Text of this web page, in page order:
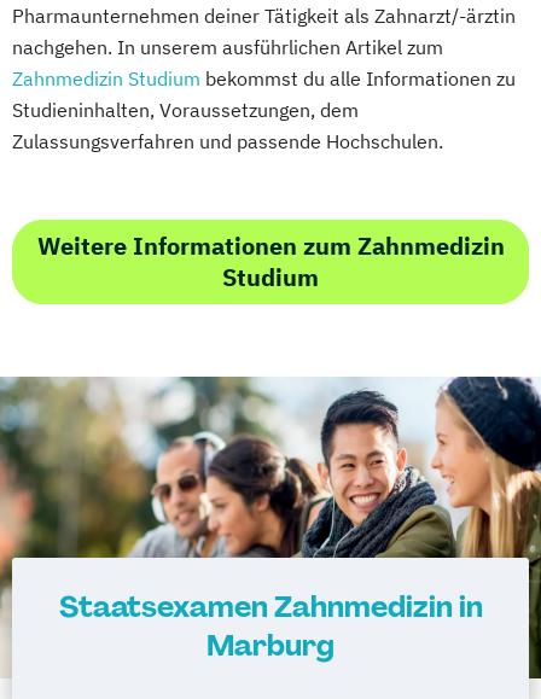
Pharmaunternehmen deiner Tätigkeit als Zahnarzt/-ärztin
nachgehen. In unserem ausführlichen Artikel zum
Zahnmedizin Studium bekommst du alle Informationen zu
Studieninhalten, Voraussetzungen, dem
Zulassungsverfahren und passende Hochschulen.
Weitere Informationen zum Zahnmedizin
Studium
Staatsexamen Zahnmedizin in
Marburg